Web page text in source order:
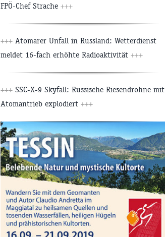
FPÖ-Chef Strache +++
+++ Atomarer Unfall in Russland: Wetterdienst
meldet 16-fach erhöhte Radioaktivität +++
+++ SSC-X-9 Skyfall: Russische Riesendrohne mit
Atomantrieb explodiert +++